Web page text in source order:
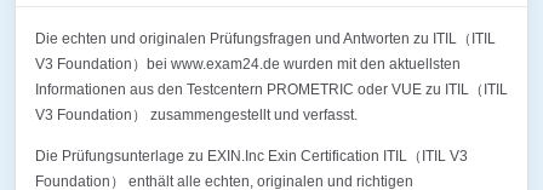
Die echten und originalen Prüfungsfragen und Antworten zu ITIL（ITIL
V3 Foundation）bei www.exam24.de wurden mit den aktuellsten
Informationen aus den Testcentern PROMETRIC oder VUE zu ITIL（ITIL
V3 Foundation） zusammengestellt und verfasst.
Die Prüfungsunterlage zu EXIN.Inc Exin Certification ITIL（ITIL V3
Foundation） enthält alle echten, originalen und richtigen